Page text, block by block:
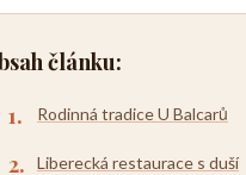
článku:
Rodinná tradice U Balcarů
Liberecká restaurace s duší